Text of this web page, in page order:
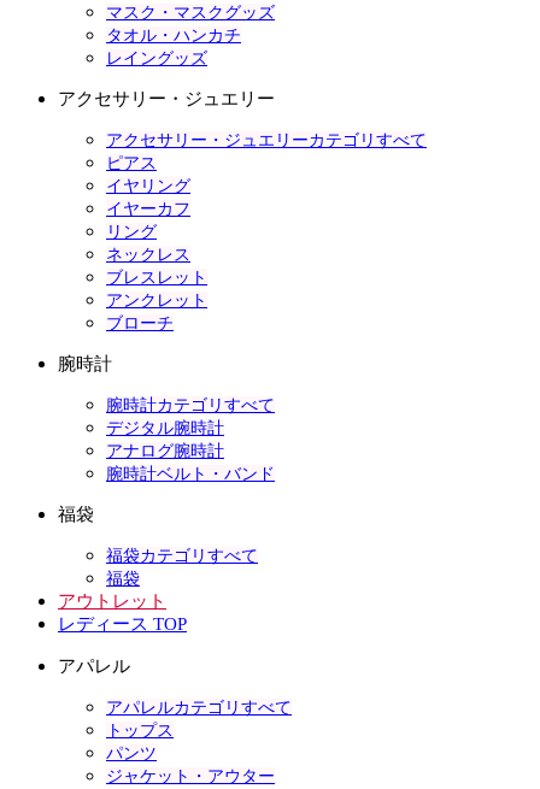
マスク・マスクグッズ
タオル・ハンカチ
レイングッズ
アクセサリー・ジュエリー
アクセサリー・ジュエリーカテゴリすべて
ピアス
イヤリング
イヤーカフ
リング
ネックレス
ブレスレット
アンクレット
ブローチ
腕時計
腕時計カテゴリすべて
デジタル腕時計
アナログ腕時計
腕時計ベルト・バンド
福袋
福袋カテゴリすべて
福袋
アウトレット
レディース TOP
アパレル
アパレルカテゴリすべて
トップス
パンツ
ジャケット・アウター